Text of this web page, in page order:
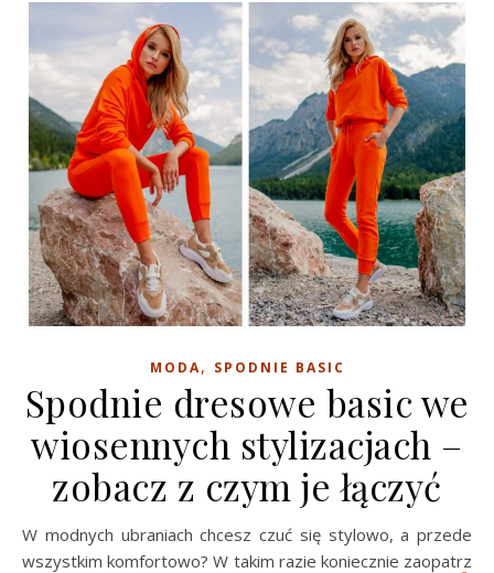
MODA, SPODNIE BASIC
Spodnie dresowe basic we
wiosennych stylizacjach –
zobacz z czym je łączyć
W modnych ubraniach chcesz czuć się stylowo, a przede
wszystkim komfortowo? W takim razie koniecznie zaopatrz